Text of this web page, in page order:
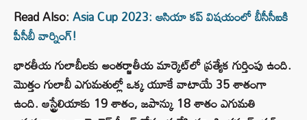
Read Also:Asia Cup 2023: ఆసియా కప్‌ విషయంలో బీసీసీఐకి
పీసీబీ వార్నింగ్!
భారతీయ గులాబీలకు అంతర్జాతీయ మార్కెట్‌లో ప్రత్యేక గుర్తింపు ఉంది.
మొత్తం గులాబీ ఎగుమతుల్లో ఒక్క యూకే వాటాయే 35 శాతంగా
ఉంది. ఆస్ట్రేలియాకు 19 శాతం, జపాన్కు 18 శాతం ఎగుమతి